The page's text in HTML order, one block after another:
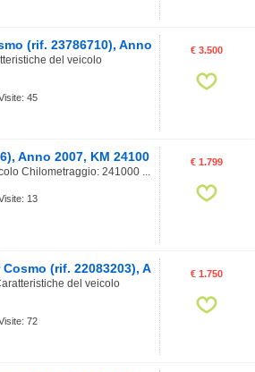
(rif. 23786710), Anno
del veicolo
45
€ 3.500
Anno 2007, KM 24100
Chilometraggio: 241000 ...
13
€ 1.799
(rif. 22083203), A
del veicolo
72
€ 1.750